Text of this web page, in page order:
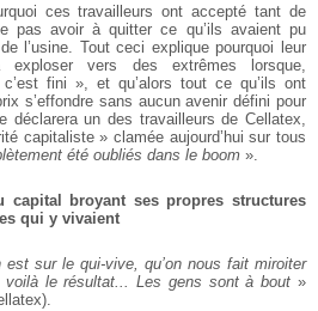
ces travailleurs ont accepté tant de
pas avoir à quitter ce qu’ils avaient pu
l’usine. Tout ceci explique pourquoi leur
vers des extrêmes lorsque,
fini », et qu’alors tout ce qu’ils ont
s’effondre sans aucun avenir défini pour
déclarera un des travailleurs de Cellatex,
capitaliste » clamée aujourd’hui sur tous
été oubliés dans le boom ».
capital broyant ses propres structures
qui y vivaient
est sur le qui-vive, qu’on nous fait miroiter
le résultat... Les gens sont à bout »